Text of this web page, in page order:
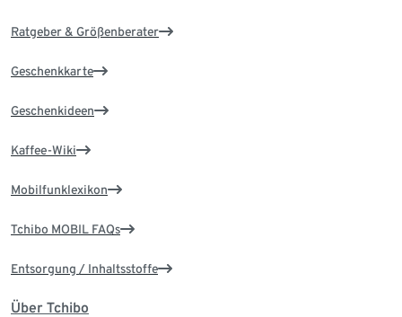
Ratgeber & Größenberater
Geschenkkarte
Geschenkideen
Kaffee-Wiki
Mobilfunklexikon
Tchibo MOBIL FAQs
Entsorgung / Inhaltsstoffe
Über Tchibo